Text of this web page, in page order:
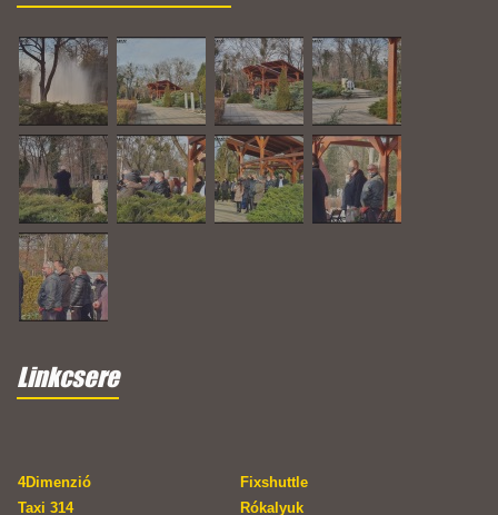
Linkcsere
4Dimenzió
Fixshuttle
Taxi 314
Rókalyuk